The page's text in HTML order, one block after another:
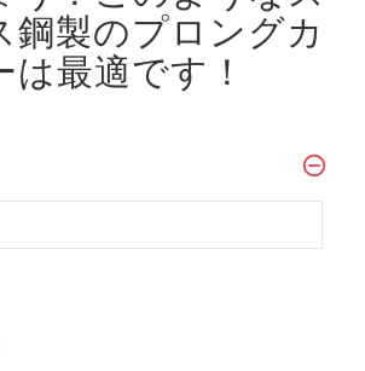
鋼製のプロングカ
は最適です！